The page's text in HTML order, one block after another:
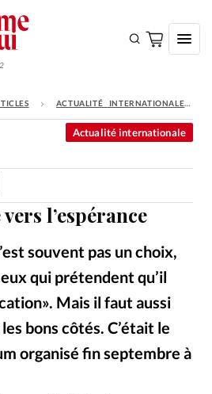
S'ABONNERACTUALITÉ INTERNATIONALE
l’espérance
souvent pas un choix,
qui prétendent qu’il
Mais il faut aussi
bons côtés. C’était le
organisé fin septembre à
Actualité internationale